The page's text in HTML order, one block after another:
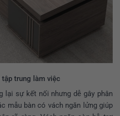
trung làm việc
lại sự kết nối nhưng dễ gây phân
mẫu bàn có vách ngăn lửng giúp